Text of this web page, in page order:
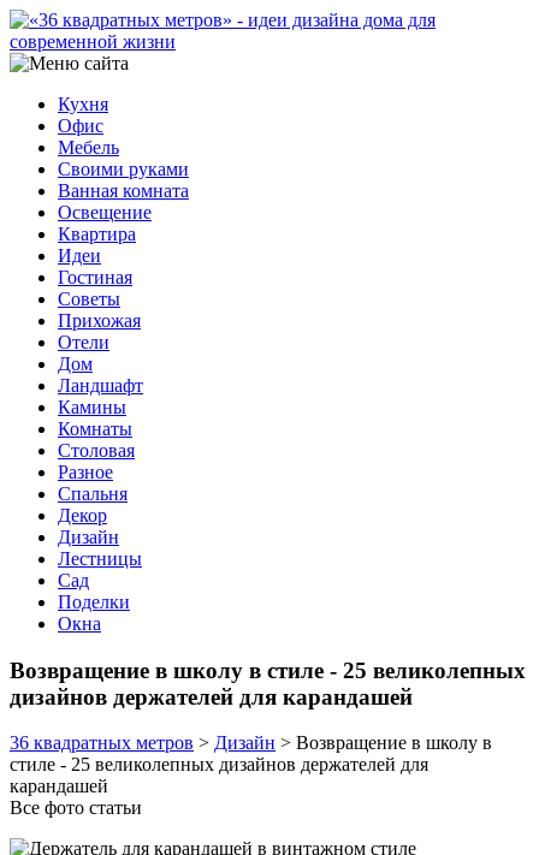
Кухня
Офис
Мебель
Своими руками
Ванная комната
Освещение
Квартира
Идеи
Гостиная
Советы
Прихожая
Отели
Дом
Ландшафт
Камины
Комнаты
Столовая
Разное
Спальня
Декор
Дизайн
Лестницы
Сад
Поделки
Окна
Возвращение в школу в стиле - 25 великолепных
дизайнов держателей для карандашей
36 квадратных метров > Дизайн > Возвращение в школу в
стиле - 25 великолепных дизайнов держателей для
карандашей
Все фото статьи